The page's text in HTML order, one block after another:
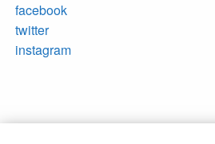
facebook
twitter
instagram